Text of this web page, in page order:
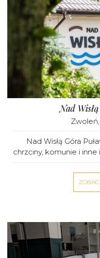
Nad
Zwoleń
Nad Wisłą Góra
chrzciny, komunie i